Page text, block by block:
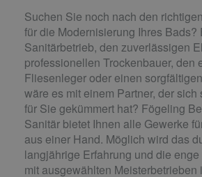
Suchen Sie noch nach den
für die Modernisierung Ihres Bads?
Sanitärbetrieb, den zuverlässigen
professionellen Trockenbauer, den
Fliesenleger oder einen
wäre es mit einem Partner, der sich
für Sie gekümmert hat? Fögeling
Sanitär bietet Ihnen alle Gewerke
aus einer Hand. Möglich wird das
langjährige Erfahrung und die
mit ausgewählten Meisterbetrieben